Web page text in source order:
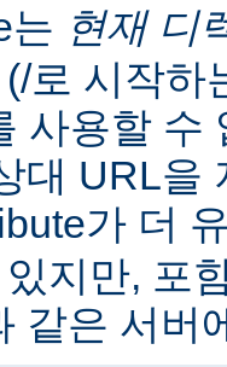
는 현재 디
로 시작하
사용할 수
대 URL을
가 더
지만, 포
같은 서버